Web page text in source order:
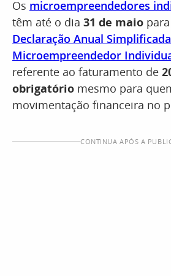
Os microempreendedores
têm até o dia 31 de maio
Declaração Anual
Microempreendedor
referente ao faturamento de
obrigatório mesmo para
movimentação financeira no
CONTINUA APÓS A